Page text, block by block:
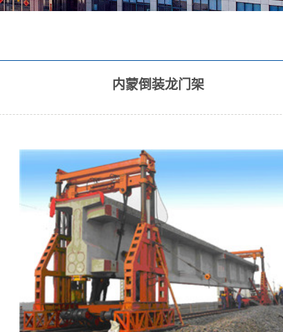
内蒙倒装龙门架